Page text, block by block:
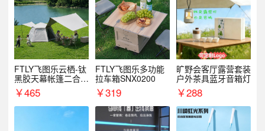
FTLY飞图乐云栖-钛
黑胶天幕帐篷二合一
TMTZ0201
￥465
FTLY飞图乐多功能
拉车箱SNX0200
￥319
旷野会客厅露营套装
户外茶具蓝牙音箱灯
￥288